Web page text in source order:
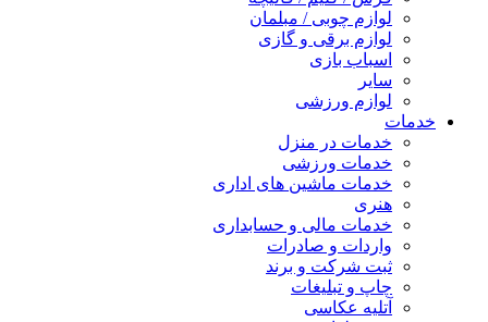
لوازم چوبی / مبلمان
لوازم برقی و گازی
اسباب بازی
سایر
لوازم ورزشی
خدمات
خدمات در منزل
خدمات ورزشی
خدمات ماشین های اداری
هنری
خدمات مالی و حسابداری
واردات و صادرات
ثبت شرکت و برند
چاپ و تبلیغات
آتلیه عکاسی